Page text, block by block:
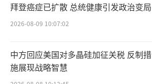
拜登癌症已扩散 总统健康引发政治变局
2026-08-09 10:07:02
中方回应美国对多晶硅加征关税 反制措
施展现战略智慧